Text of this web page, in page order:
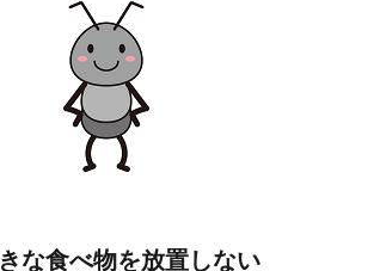
な食べ物を放置しない